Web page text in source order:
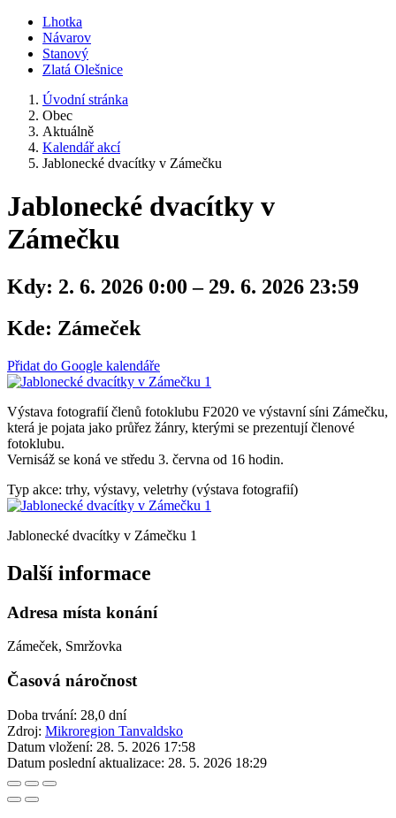
Lhotka
Návarov
Stanový
Zlatá Olešnice
Úvodní stránka
Obec
Aktuálně
Kalendář akcí
Jablonecké dvacítky v Zámečku
Jablonecké dvacítky v
Zámečku
Kdy: 2. 6. 2026 0:00 – 29. 6. 2026 23:59
Kde: Zámeček
Přidat do Google kalendáře
Výstava fotografií členů fotoklubu F2020 ve výstavní síni Zámečku,
která je pojata jako průřez žánry, kterými se prezentují členové
fotoklubu.
Vernisáž se koná ve středu 3. června od 16 hodin.
Typ akce: trhy, výstavy, veletrhy (výstava fotografií)
Jablonecké dvacítky v Zámečku 1
Další informace
Adresa místa konání
Zámeček, Smržovka
Časová náročnost
Doba trvání: 28,0 dní
Zdroj: Mikroregion Tanvaldsko
Datum vložení: 28. 5. 2026 17:58
Datum poslední aktualizace: 28. 5. 2026 18:29